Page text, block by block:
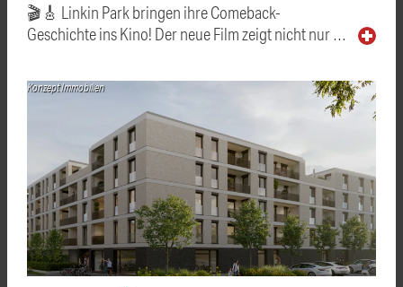
🎬🎸 Linkin Park bringen ihre Comeback-
Geschichte ins Kino! Der neue Film zeigt nicht nur …
Konzept Immobilien